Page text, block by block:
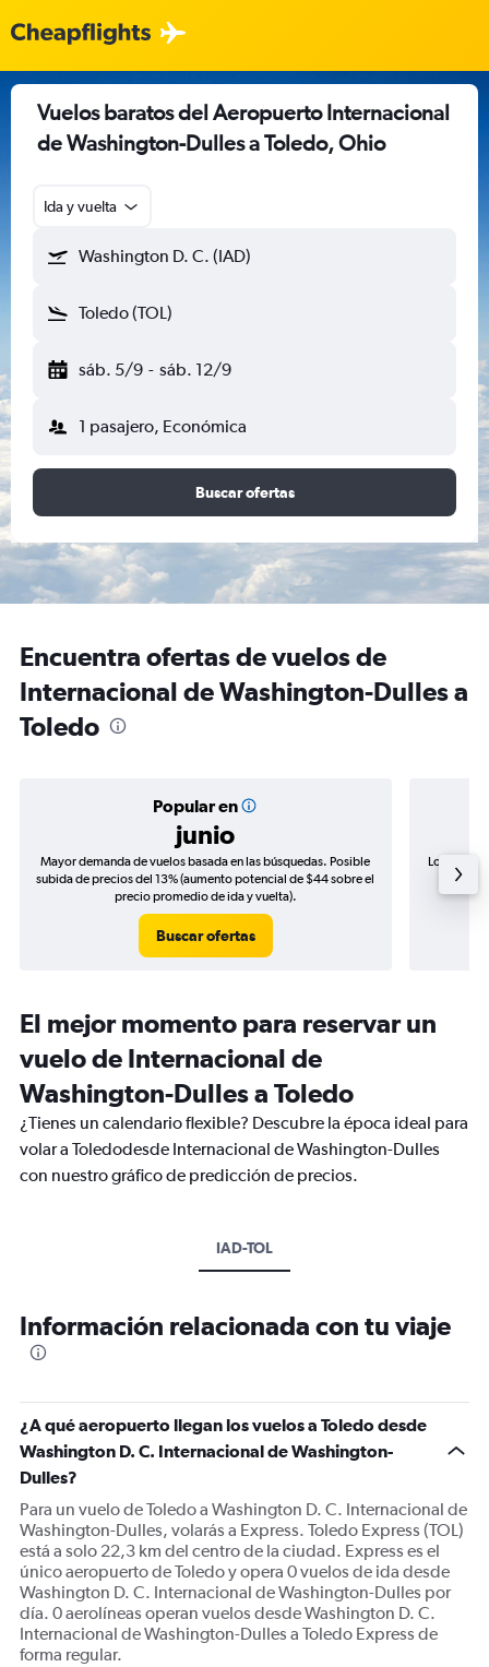
Vuelos baratos del Aeropuerto Internacional
de Washington-Dulles a Toledo, Ohio
Ida y vuelta
Washington D. C. (IAD)
Toledo (TOL)
sáb. 5/9 - sáb. 12/9
1 pasajero, Económica
Buscar ofertas
Encuentra ofertas de vuelos de
Internacional de Washington-Dulles a
Toledo
Popular en
junio
Mayor demanda de vuelos basada en las búsquedas. Posible
subida de precios del 13% (aumento potencial de $44 sobre el
precio promedio de ida y vuelta).
Buscar ofertas
Los
de
El mejor momento para reservar un
vuelo de Internacional de
Washington-Dulles a Toledo
¿Tienes un calendario flexible? Descubre la época ideal para
volar a Toledodesde Internacional de Washington-Dulles
con nuestro gráfico de predicción de precios.
IAD-TOL
Información relacionada con tu viaje
¿A qué aeropuerto llegan los vuelos a Toledo desde
Washington D. C. Internacional de Washington-
Dulles?
Para un vuelo de Toledo a Washington D. C. Internacional de
Washington-Dulles, volarás a Express. Toledo Express (TOL)
está a solo 22,3 km del centro de la ciudad. Express es el
único aeropuerto de Toledo y opera 0 vuelos de ida desde
Washington D. C. Internacional de Washington-Dulles por
día. 0 aerolíneas operan vuelos desde Washington D. C.
Internacional de Washington-Dulles a Toledo Express de
forma regular.